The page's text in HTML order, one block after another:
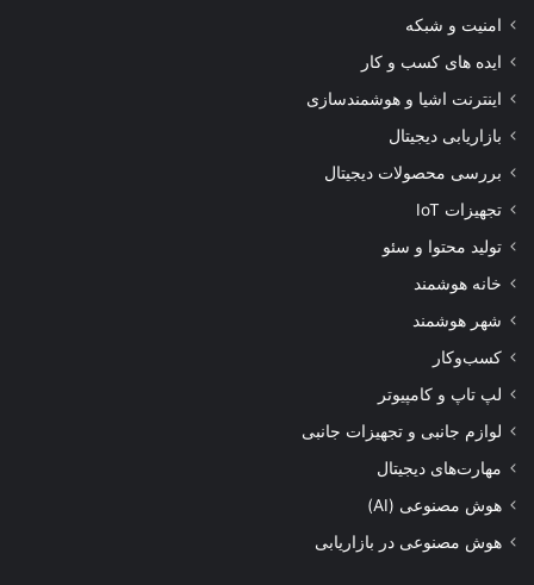
امنیت و شبکه
ایده های کسب و کار
اینترنت اشیا و هوشمندسازی
بازاریابی دیجیتال
بررسی محصولات دیجیتال
تجهیزات IoT
تولید محتوا و سئو
خانه هوشمند
شهر هوشمند
کسب‌وکار
لپ تاپ و کامپیوتر
لوازم جانبی و تجهیزات جانبی
مهارت‌های دیجیتال
هوش مصنوعی (AI)
هوش مصنوعی در بازاریابی